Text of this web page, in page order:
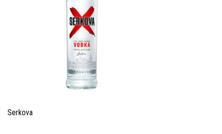
Serkova